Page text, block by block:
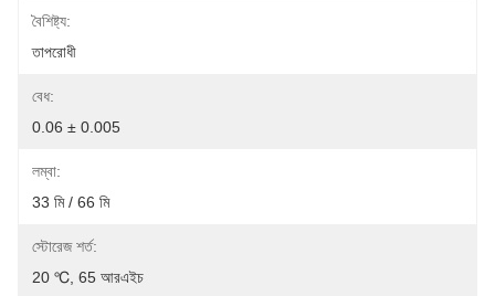
বৈশিষ্ট্য:
তাপরোধী
বেধ:
0.06 ± 0.005
লম্বা:
33 মি / 66 মি
স্টোরেজ শর্ত:
20 ℃, 65 আরএইচ